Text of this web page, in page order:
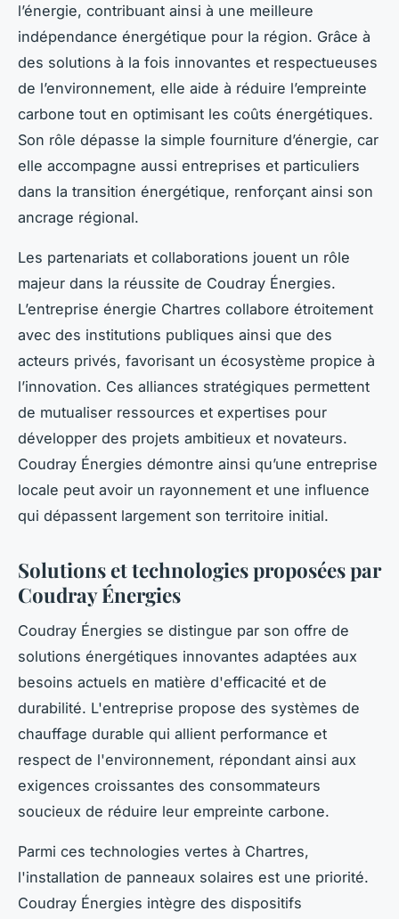
l’énergie, contribuant ainsi à une meilleure
indépendance énergétique pour la région. Grâce à
des solutions à la fois innovantes et respectueuses
de l’environnement, elle aide à réduire l’empreinte
carbone tout en optimisant les coûts énergétiques.
Son rôle dépasse la simple fourniture d’énergie, car
elle accompagne aussi entreprises et particuliers
dans la transition énergétique, renforçant ainsi son
ancrage régional.
Les partenariats et collaborations jouent un rôle
majeur dans la réussite de Coudray Énergies.
L’entreprise énergie Chartres collabore étroitement
avec des institutions publiques ainsi que des
acteurs privés, favorisant un écosystème propice à
l’innovation. Ces alliances stratégiques permettent
de mutualiser ressources et expertises pour
développer des projets ambitieux et novateurs.
Coudray Énergies démontre ainsi qu’une entreprise
locale peut avoir un rayonnement et une influence
qui dépassent largement son territoire initial.
Solutions et technologies proposées par
Coudray Énergies
Coudray Énergies se distingue par son offre de
solutions énergétiques innovantes adaptées aux
besoins actuels en matière d'efficacité et de
durabilité. L'entreprise propose des systèmes de
chauffage durable qui allient performance et
respect de l'environnement, répondant ainsi aux
exigences croissantes des consommateurs
soucieux de réduire leur empreinte carbone.
Parmi ces technologies vertes à Chartres,
l'installation de panneaux solaires est une priorité.
Coudray Énergies intègre des dispositifs